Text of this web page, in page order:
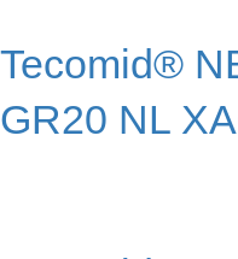
Tecomid®
GR20 NL